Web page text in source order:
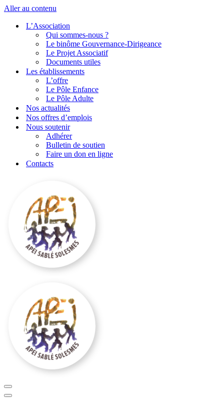
Aller au contenu
L’Association
Qui sommes-nous ?
Le binôme Gouvernance-Dirigeance
Le Projet Associatif
Documents utiles
Les établissements
L’offre
Le Pôle Enfance
Le Pôle Adulte
Nos actualités
Nos offres d’emplois
Nous soutenir
Adhérer
Bulletin de soutien
Faire un don en ligne
Contacts
Menu
de
Menu